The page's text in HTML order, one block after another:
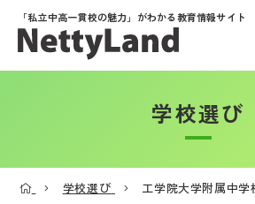
「私立中高一貫校の魅力」がわかる教育情報サイト
アカウント登録
学校選び
学校選び 工学院大学附属中学